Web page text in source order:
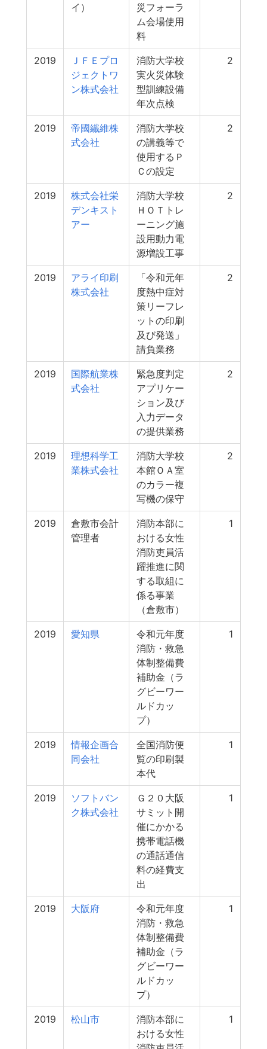
イ）
災フォーラ
ム会場使用
料
2019
ＪＦＥプロ
ジェクトワ
ン株式会社
消防大学校
実火災体験
型訓練設備
年次点検
2
2019
帝國纎維株
式会社
消防大学校
の講義等で
使用するＰ
Ｃの設定
2
2019
株式会社栄
デンキスト
アー
消防大学校
ＨＯＴトレ
ーニング施
設用動力電
源増設工事
2
2019
アライ印刷
株式会社
「令和元年
度熱中症対
策リーフレ
ットの印刷
及び発送」
請負業務
2
2019
国際航業株
式会社
緊急度判定
アプリケー
ション及び
入力データ
の提供業務
2
2019
理想科学工
業株式会社
消防大学校
本館ＯＡ室
のカラー複
写機の保守
2
2019
倉敷市会計
管理者
消防本部に
おける女性
消防吏員活
躍推進に関
する取組に
係る事業
（倉敷市）
1
2019 愛知県
令和元年度
消防・救急
体制整備費
補助金（ラ
グビーワー
ルドカッ
プ）
1
2019
情報企画合
同会社
全国消防便
覧の印刷製
本代
1
2019
ソフトバン
ク株式会社
Ｇ２０大阪
サミット開
催にかかる
携帯電話機
の通話通信
料の経費支
出
1
2019 大阪府
令和元年度
消防・救急
体制整備費
補助金（ラ
グビーワー
ルドカッ
プ）
1
2019 松山市
消防本部に
おける女性
1